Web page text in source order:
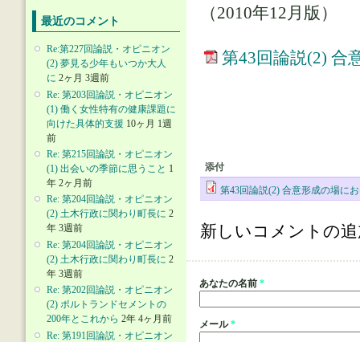
最近のコメント
Re:第227回論説・オピニオン
(2) 夢見る少年もいつか大人
に 2ヶ月 3週前
Re: 第203回論説・オピニオン
(1) 働く女性特有の健康課題に
向けた具体的支援 10ヶ月 1週
前
Re: 第215回論説・オピニオン
(1) 出会いの季節に思うこと 1
年 2ヶ月前
Re: 第204回論説・オピニオン
(2) 土木行政に関わり町長に 2
年 3週前
Re: 第204回論説・オピニオン
(2) 土木行政に関わり町長に 2
年 3週前
Re: 第202回論説・オピニオン
(2) ポルトランドセメントの
200年とこれから 2年 4ヶ月前
Re: 第191回論説・オピニオン
（2010年12月版）
第43回論説(2) 合
添付
第43回論説(2) 合意形成の場に
新しいコメントの
あなたの名前 *
メール*